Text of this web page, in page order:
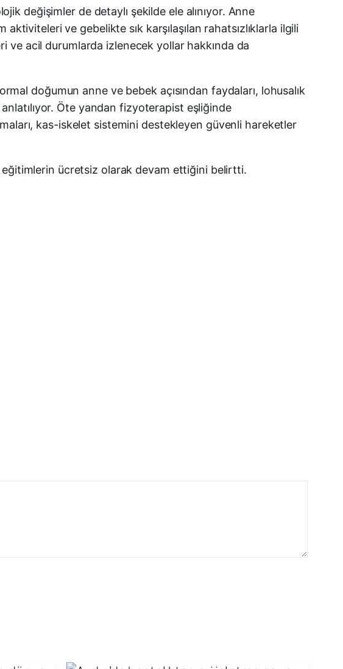
LinkedIn
E-posta
değişimler de detaylı şekilde ele alınıyor. Anne
aktiviteleri ve gebelikte sık karşılaşılan rahatsızlıklarla ilgili
ve acil durumlarda izlenecek yollar hakkında da
doğumun anne ve bebek açısından faydaları, lohusalık
Öte yandan fizyoterapist eşliğinde
kas-iskelet sistemini destekleyen güvenli hareketler
eğitimlerin ücretsiz olarak devam ettiğini belirtti.